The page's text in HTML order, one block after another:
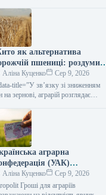
не тільки для вивезення
продукції,
як альтернатива
пшениці: роздуми
— КУРКУЛЬ
Аліна Куценко
Сер 9, 2026
title=”У зв’язку зі зниженням
на зернові, аграрій розглядає
аграрна
(УАК)
які
Аліна Куценко
Сер 9, 2026
Гроші для аграріїв